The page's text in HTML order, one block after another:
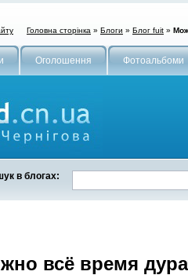
Головна сторінка » Блоги » Блог fuit »
Оголошення Фотоальбоми
в блогах:
всё время